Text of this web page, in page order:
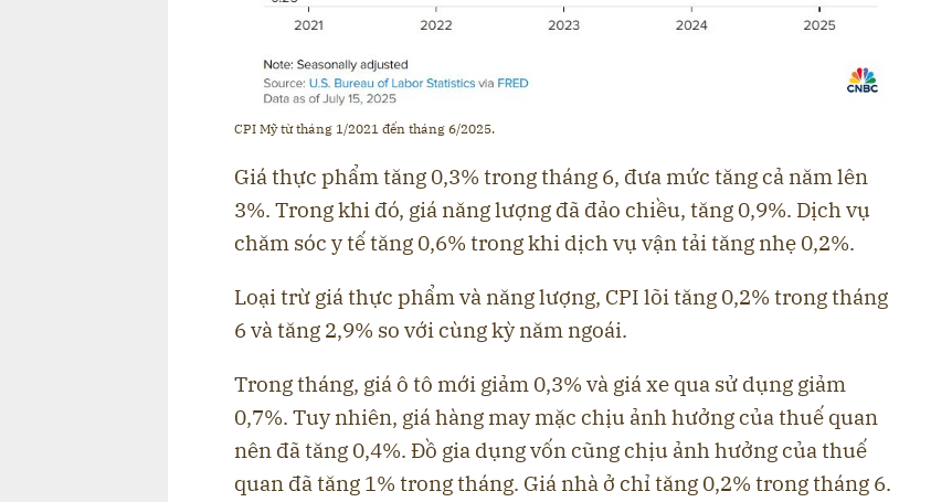
CPI Mỹ từ tháng 1/2021 đến tháng 6/2025.
Giá thực phẩm tăng 0,3% trong tháng 6, đưa mức tăng cả năm lên
3%. Trong khi đó, giá năng lượng đã đảo chiều, tăng 0,9%. Dịch vụ
chăm sóc y tế tăng 0,6% trong khi dịch vụ vận tải tăng nhẹ 0,2%.
Loại trừ giá thực phẩm và năng lượng, CPI lõi tăng 0,2% trong tháng
6 và tăng 2,9% so với cùng kỳ năm ngoái.
Trong tháng, giá ô tô mới giảm 0,3% và giá xe qua sử dụng giảm
0,7%. Tuy nhiên, giá hàng may mặc chịu ảnh hưởng của thuế quan
nên đã tăng 0,4%. Đồ gia dụng vốn cũng chịu ảnh hưởng của thuế
quan đã tăng 1% trong tháng. Giá nhà ở chỉ tăng 0,2% trong tháng 6.